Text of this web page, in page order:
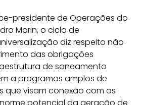
presidente de Operações do
Marin, o ciclo de
diz respeito não
das obrigações
de saneamento
a programas amplos de
que visam conexão com as